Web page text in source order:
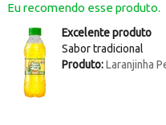
Eu recomendo esse produto.
Excelente produto
Sabor tradicional
Produto:Laranjinha